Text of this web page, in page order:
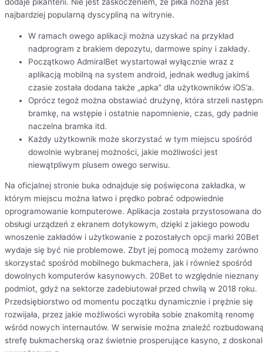
najbardziej popularną dyscypliną na witrynie.
W ramach owego aplikacji można uzyskać na przykład
nadprogram z brakiem depozytu, darmowe spiny i zakłady.
Początkowo AdmiralBet wystartował wyłącznie wraz z
aplikacją mobilną na system android, jednak według jakimś
czasie została dodana także „apka” dla użytkowników iOS’a.
Oprócz tegoż można obstawiać drużynę, która strzeli
bramkę, na wstępie i ostatnie napomnienie, czas, gdy padnie
naczelna bramka itd.
Każdy użytkownik może skorzystać w tym miejscu spośród
dowolnie wybranej możności, jakie możliwości jest
niewątpliwym plusem owego serwisu.
Na oficjalnej stronie buka odnajduje się poświęcona zakładka, w
którym miejscu można łatwo i prędko pobrać odpowiednie
oprogramowanie komputerowe. Aplikacja została przystosowana do
obsługi urządzeń z ekranem dotykowym, dzięki z jakiego powodu
wnoszenie zakładów i użytkowanie z pozostałych opcji marki 20Bet
wydaje się być nie problemowe. Zbyt jej pomocą możemy zarówno
skorzystać spośród mobilnego bukmachera, jak i również spośród
dowolnych komputerów kasynowych. 20Bet to względnie nieznany
podmiot, gdyż na sektorze zadebiutował przed chwilą w 2018 roku.
Przedsiębiorstwo od momentu początku dynamicznie i prężnie się
rozwijała, przez jakie możliwości wyrobiła sobie znakomitą renomę
wśród nowych internautów. W serwisie można znaleźć
strefę bukmacherską oraz świetnie prosperujące kasyno, z